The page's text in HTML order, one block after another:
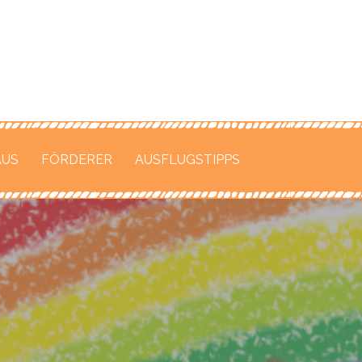
Straße
FÖRDERER AUSFLUGSTIPPS